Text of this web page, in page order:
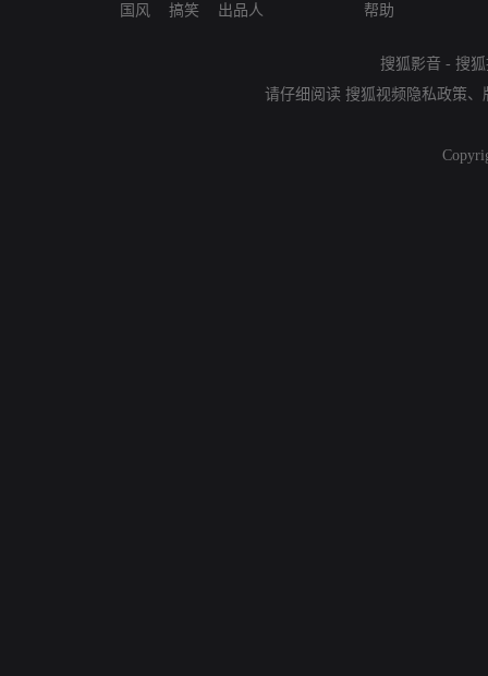
国风
搞笑
出品人
帮助
搜狐影音 - 搜
请仔细阅读 搜狐视频隐私政策、